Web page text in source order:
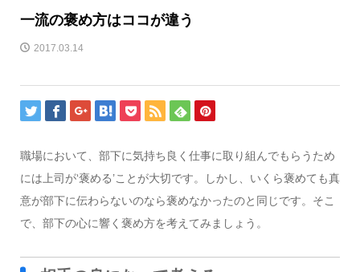
一流の褒め方はココが違う
2017.03.14
職場において、部下に気持ち良く仕事に取り組んでもらうため
には上司が‘褒める’ことが大切です。しかし、いくら褒めても真
意が部下に伝わらないのなら褒めなかったのと同じです。そこ
で、部下の心に響く褒め方を考えてみましょう。